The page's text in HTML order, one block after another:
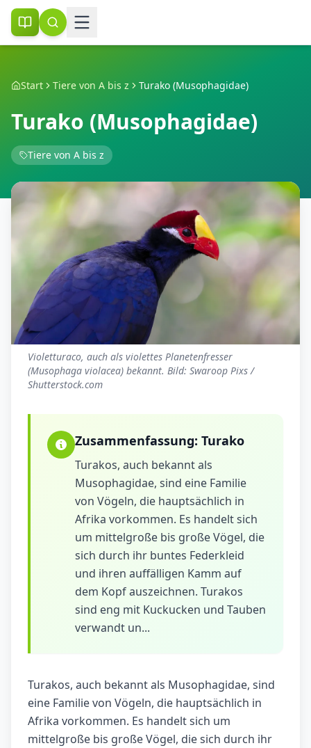
Start Tiere von A bis z Turako (Musophagidae)
Turako (Musophagidae)
Tiere von A bis z
Violetturaco, auch als violettes Planetenfresser
(Musophaga violacea) bekannt. Bild: Swaroop Pixs /
Shutterstock.com
Zusammenfassung: Turako
Turakos, auch bekannt als
Musophagidae, sind eine Familie
von Vögeln, die hauptsächlich in
Afrika vorkommen. Es handelt sich
um mittelgroße bis große Vögel, die
sich durch ihr buntes Federkleid
und ihren auffälligen Kamm auf
dem Kopf auszeichnen. Turakos
sind eng mit Kuckucken und Tauben
verwandt un...
Turakos, auch bekannt als Musophagidae, sind
eine Familie von Vögeln, die hauptsächlich in
Afrika vorkommen. Es handelt sich um
mittelgroße bis große Vögel, die sich durch ihr